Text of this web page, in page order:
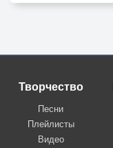
Творчество
Песни
Плейлисты
Видео